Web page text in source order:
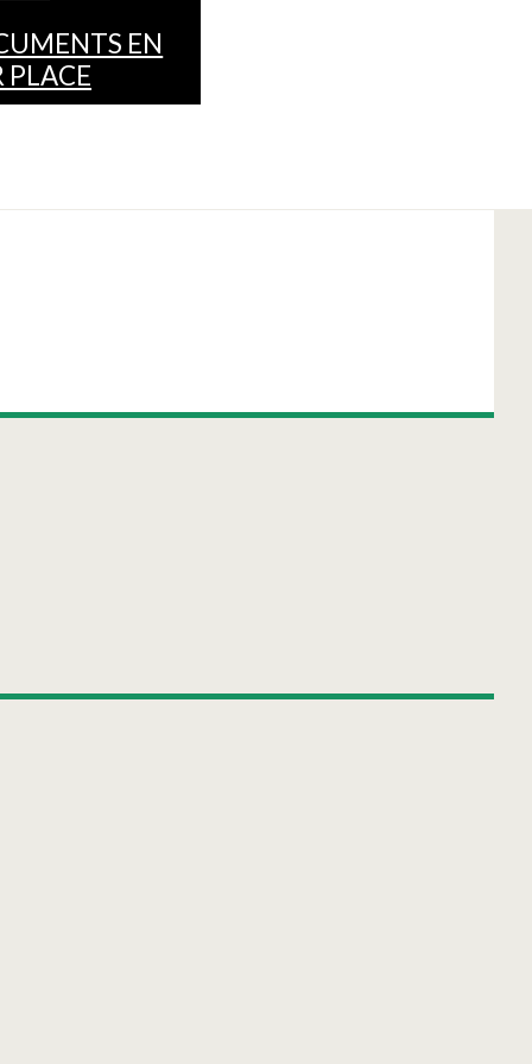
EN
PLACE